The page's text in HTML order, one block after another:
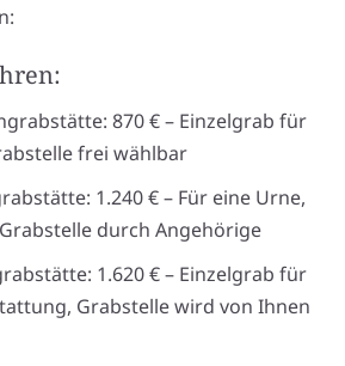
870 € – Einzelgrab für
frei wählbar
1.240 € – Für eine Urne,
durch Angehörige
1.620 € – Einzelgrab für
Grabstelle wird von Ihnen